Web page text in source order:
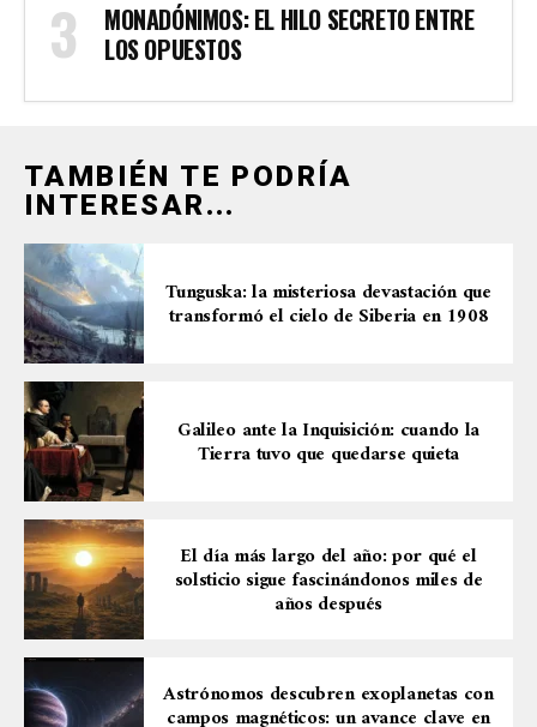
MONADÓNIMOS: EL HILO SECRETO ENTRE
LOS OPUESTOS
TAMBIÉN TE PODRÍA
INTERESAR...
Tunguska: la misteriosa devastación que
transformó el cielo de Siberia en 1908
Galileo ante la Inquisición: cuando la
Tierra tuvo que quedarse quieta
El día más largo del año: por qué el
solsticio sigue fascinándonos miles de
años después
Astrónomos descubren exoplanetas con
campos magnéticos: un avance clave en